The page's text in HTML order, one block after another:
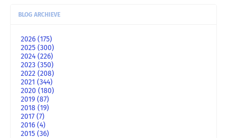
BLOG ARCHIEVE
2026 (175)
2025 (300)
2024 (226)
2023 (350)
2022 (208)
2021 (344)
2020 (180)
2019 (87)
2018 (19)
2017 (7)
2016 (4)
2015 (36)